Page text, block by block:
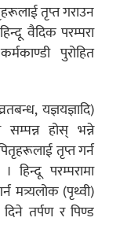
तृप्त गराउन
वैदिक परम्परा
पुरोहित
यज्ञयज्ञादि)
सम्पन्न होस् भन्ने
तृप्त गर्न
परम्परामा
मत्र्यलोक (पृथ्वी)
तर्पण र पिण्ड